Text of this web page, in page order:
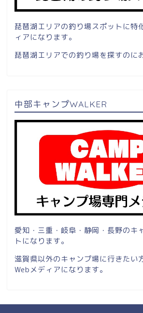
琵琶湖エリアの釣り場スポットに特
ィアになります。
琵琶湖エリアでの釣り場を探すのに
中部キャンプWALKER
愛知・三重・岐阜・静岡・長野のキ
トになります。
滋賀県以外のキャンプ場に行きたい
Webメディアになります。